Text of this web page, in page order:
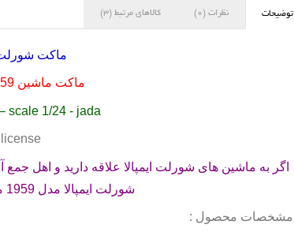
توضیحات نظرات (0) کالاهای مرتبط (3)
ماکت شورلت
ماکت ماشین
scale 1/24 - jada
اگر به ماشین های شورلت ایمپالا علاقه دارید و اهل
شورلت ایمپالا مدل 1959 مقیاس 1:24 برند جادا می باشد .
مشخصات محصول :